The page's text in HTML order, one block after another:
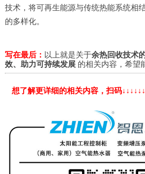
技术，将可再生能源与传统热能系统相
的多样化。
写在最后： 以上就是关于余热回收技术
效、助力可持续发展 的相关内容，希望
想了解更详细的相关内容，扫码